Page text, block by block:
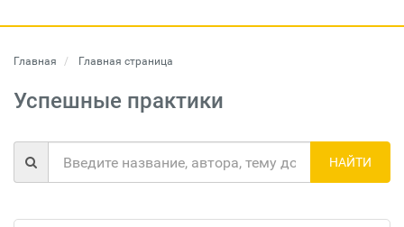
Главная Главная страница
Успешные практики
НАЙТИ